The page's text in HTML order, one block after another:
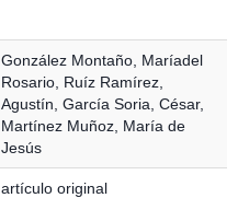
González Montaño, Maríadel
Rosario Ruíz Ramírez,
Agustín García Soria, César,
Martínez Muñoz, María de
Jesús
artículo original